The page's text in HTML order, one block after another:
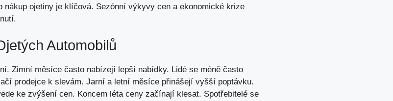
nákup ojetiny je klíčová. Sezónní výkyvy cen a ekonomické krize
Automobilů
Zimní měsíce často nabízejí lepší nabídky. Lidé se méně často
prodejce k slevám. Jarní a letní měsíce přinášejí vyšší poptávku.
ke zvýšení cen. Koncem léta ceny začínají klesat. Spotřebitelé se